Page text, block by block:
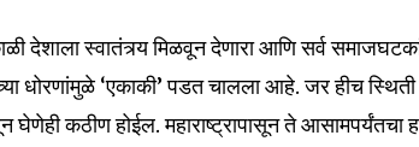
देशाला स्वातंत्र्य मिळवून देणारा आणि सर्व
धोरणांमुळे ‘एकाकी’ पडत चालला आहे. जर हीच स्थिती
घेणेही कठीण होईल. महाराष्ट्रापासून ते आसामपर्यंतचा